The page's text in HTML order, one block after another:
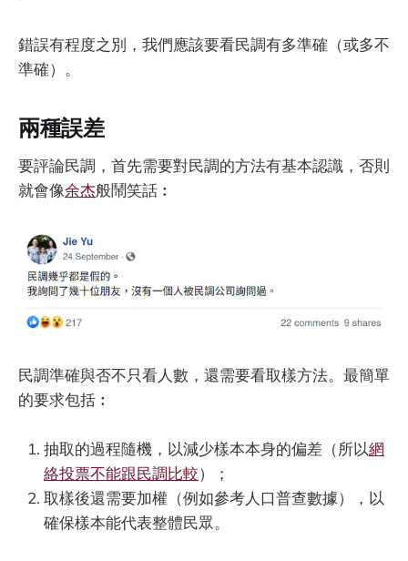
錯誤有程度之別，我們應該要看民調有多準確（或多不
準確）。
兩種誤差
要評論民調，首先需要對民調的方法有基本認識，否則
就會像余杰般鬧笑話︰
民調準確與否不只看人數，還需要看取樣方法。最簡單
的要求包括︰
抽取的過程隨機，以減少樣本本身的偏差（所以網
絡投票不能跟民調比較）；
取樣後還需要加權（例如參考人口普查數據），以
確保樣本能代表整體民眾。